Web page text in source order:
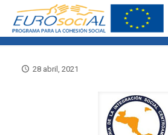
28 abril, 2021